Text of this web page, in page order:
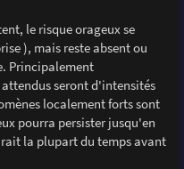
le risque orageux se
), mais reste absent ou
Principalement
seront d'intensités
localement forts sont
pourra persister jusqu'en
la plupart du temps avant